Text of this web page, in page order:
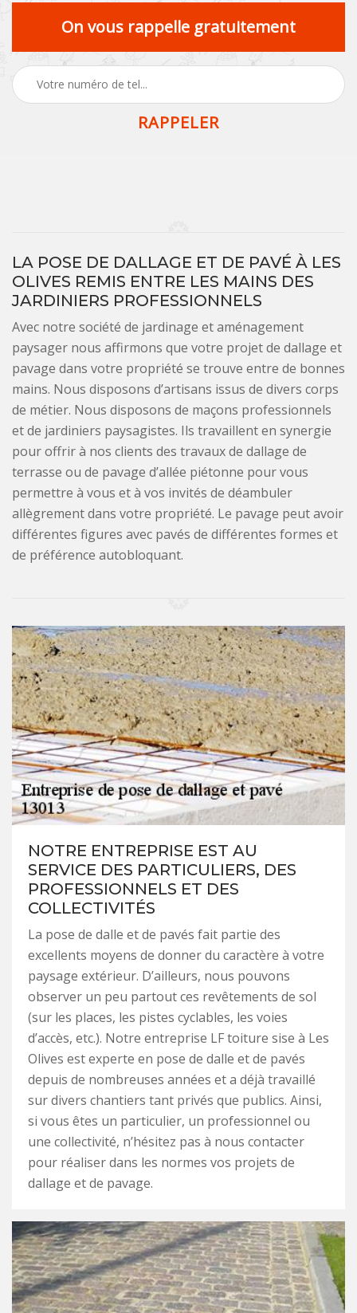
On vous rappelle gratuitement
LA POSE DE DALLAGE ET DE PAVÉ À LES
OLIVES REMIS ENTRE LES MAINS DES
JARDINIERS PROFESSIONNELS
Avec notre société de jardinage et aménagement
paysager nous affirmons que votre projet de dallage et
pavage dans votre propriété se trouve entre de bonnes
mains. Nous disposons d’artisans issus de divers corps
de métier. Nous disposons de maçons professionnels
et de jardiniers paysagistes. Ils travaillent en synergie
pour offrir à nos clients des travaux de dallage de
terrasse ou de pavage d’allée piétonne pour vous
permettre à vous et à vos invités de déambuler
allègrement dans votre propriété. Le pavage peut avoir
différentes figures avec pavés de différentes formes et
de préférence autobloquant.
NOTRE ENTREPRISE EST AU
SERVICE DES PARTICULIERS, DES
PROFESSIONNELS ET DES
COLLECTIVITÉS
La pose de dalle et de pavés fait partie des
excellents moyens de donner du caractère à votre
paysage extérieur. D’ailleurs, nous pouvons
observer un peu partout ces revêtements de sol
(sur les places, les pistes cyclables, les voies
d’accès, etc.). Notre entreprise LF toiture sise à Les
Olives est experte en pose de dalle et de pavés
depuis de nombreuses années et a déjà travaillé
sur divers chantiers tant privés que publics. Ainsi,
si vous êtes un particulier, un professionnel ou
une collectivité, n’hésitez pas à nous contacter
pour réaliser dans les normes vos projets de
dallage et de pavage.